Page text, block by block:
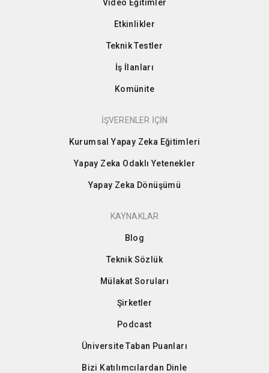
Video Eğitimler
Etkinlikler
Teknik Testler
İş İlanları
Komünite
İŞVERENLER İÇİN
Kurumsal Yapay Zeka Eğitimleri
Yapay Zeka Odaklı Yetenekler
Yapay Zeka Dönüşümü
KAYNAKLAR
Blog
Teknik Sözlük
Mülakat Soruları
Şirketler
Podcast
Üniversite Taban Puanları
Bizi Katılımcılardan Dinle